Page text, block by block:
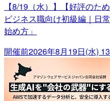
【8/19（水）】【好評のた
ビジネス職向け初級編｜日
始め方」
開催前2026年8月19日(水)